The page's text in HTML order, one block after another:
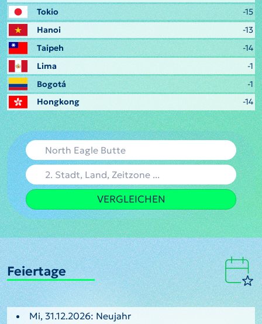
Tokio
-15
Hanoi
-13
Taipeh
-14
Lima
-1
Bogotá
-1
Hongkong
-14
VERGLEICHEN
Feiertage
Mi, 31.12.2026: Neujahr